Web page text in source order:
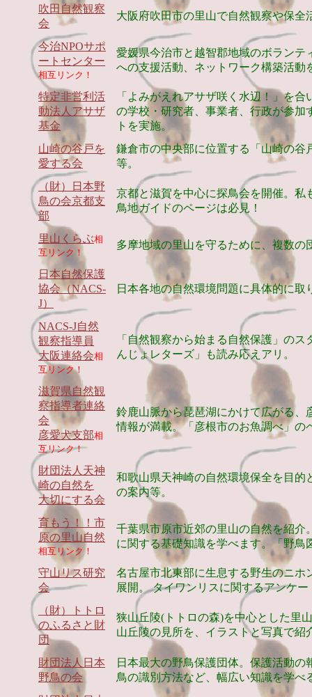
吹田自然観察
会
大阪府吹田市の里山で自然観察や保全
今治NPOサポ
ートセンター
相互リンク！
愛媛県今治市と越智郡地域のボランテ
への支援活動、ネットワーク構築活動
特定非営利活
動法人アサザ
基金
「よみがえれアサザ咲く水辺！」を
の学校・研究者、事業者、行政が参加
トを実施。
山崎の谷戸を
愛する会
鎌倉市の中央部に位置する「山崎の谷
等。
（財）日本野
鳥の会京都支
部
京都と滋賀を中心に探鳥会を開催。私
鳥地ガイドのページは必見！
里山くらぶ相
互リンク！
多摩地域の里山を守るために、複数
日本自然保護
協会（NACS-
J）
日本各地の自然環境問題に具体的に取
NACS-J自然
観察指導員
大阪連絡会相
互リンク！
「自然観察から始まる自然保護」の
んじょレターズ」も読み応えアリ。
滋賀県自然観
察指導者連絡
会
彦愛犬支部相
互リンク！
鈴鹿山脈から琵琶湖にかけて広がる、
情報が満載。「彦根市のお魚調べ」の
財団法人天神
崎の自然を
大切にする会
和歌山県天神崎の自然環境保全を目的
の案内等。
育もう！！市
原の里山自然
相互リンク！
千葉県市原市近郊の里山の自然を紹介
に関する基礎知識を学べます。「野鳥
守山リス研究
会
名古屋市北東部に生息する野生のニホ
展開。 タイワンリスに関するアンケー
（財）トトロ
のふるさと財
団
狭山丘陵(トトロの森)を中心とした里
山丘陵の見所を、イラストと写真で紹
財団法人日本
野鳥の会
日本最大の野鳥保護団体。保護活動
鳥の識別方法など、幅広い知識を学べ